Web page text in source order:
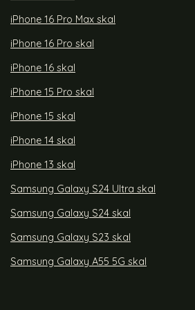
iPhone 16 Pro Max skal
iPhone 16 Pro skal
iPhone 16 skal
iPhone 15 Pro skal
iPhone 15 skal
iPhone 14 skal
iPhone 13 skal
Samsung Galaxy S24 Ultra skal
Samsung Galaxy S24 skal
Samsung Galaxy S23 skal
Samsung Galaxy A55 5G skal